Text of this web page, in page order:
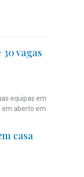
vagas
equipas em
em aberto em
casa